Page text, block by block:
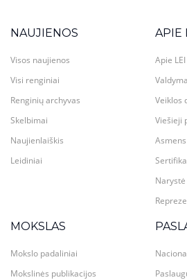
NAUJIENOS
Visos naujienos
Visi renginiai
Renginių archyvas
Skelbimai
Naujienlaiškis
Leidiniai
APIE
Apie LEI
Veiklos
Viešieji
Narystė
MOKSLAS
Mokslo padaliniai
Mokslinės publikacijos